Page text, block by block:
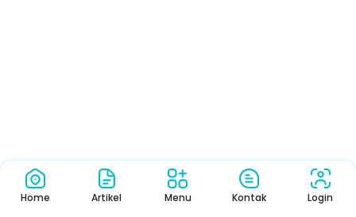
Home Artikel Menu Kontak Login